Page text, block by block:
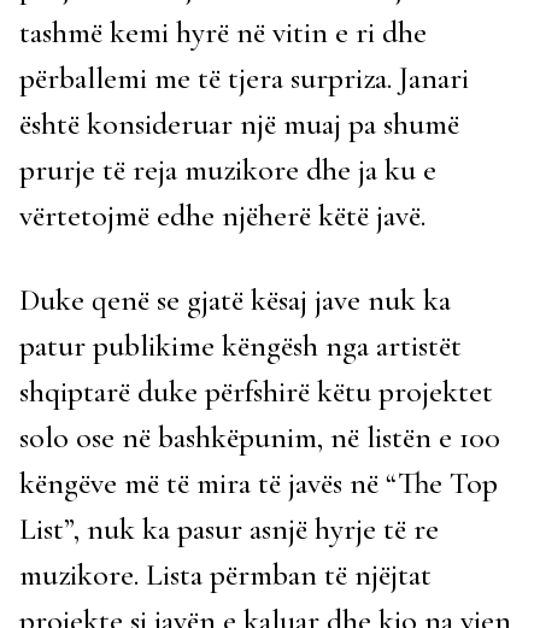
tashmë kemi hyrë në vitin e ri dhe
përballemi me të tjera surpriza. Janari
është konsideruar një muaj pa shumë
prurje të reja muzikore dhe ja ku e
vërtetojmë edhe njëherë këtë javë.
Duke qenë se gjatë kësaj jave nuk ka
patur publikime këngësh nga artistët
shqiptarë duke përfshirë këtu projektet
solo ose në bashkëpunim, në listën e 100
këngëve më të mira të javës në “The Top
List”, nuk ka pasur asnjë hyrje të re
muzikore. Lista përmban të njëjtat
projekte si javën e kaluar dhe kjo na vjen